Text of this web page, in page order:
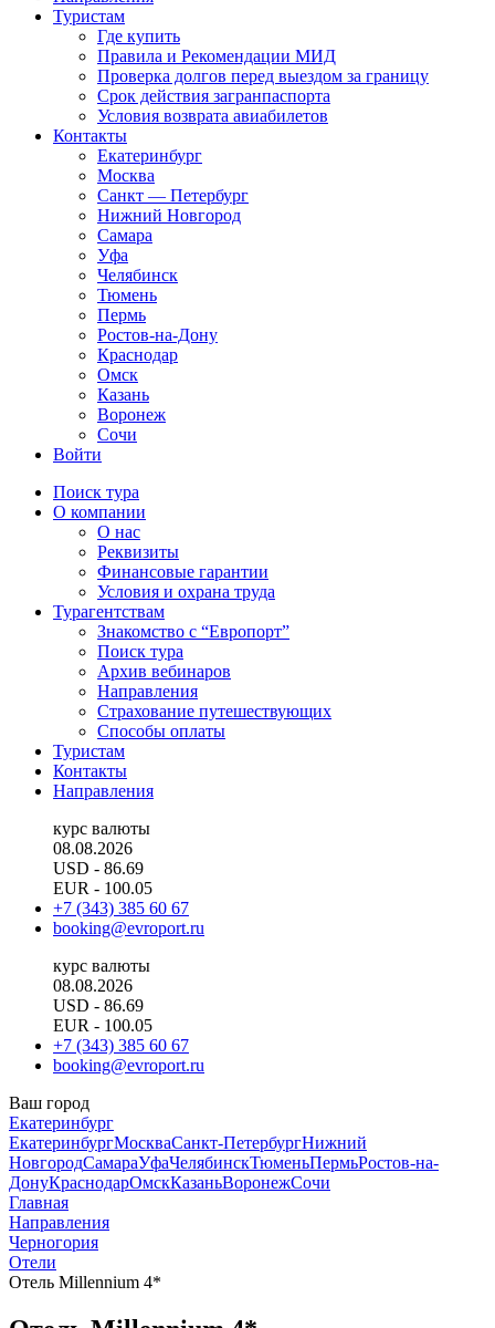
Туристам
Где купить
Правила и Рекомендации МИД
Проверка долгов перед выездом за границу
Срок действия загранпаспорта
Условия возврата авиабилетов
Контакты
Екатеринбург
Москва
Санкт — Петербург
Нижний Новгород
Самара
Уфа
Челябинск
Тюмень
Пермь
Ростов-на-Дону
Краснодар
Омск
Казань
Воронеж
Сочи
Войти
Поиск тура
О компании
О нас
Реквизиты
Финансовые гарантии
Условия и охрана труда
Турагентствам
Знакомство с “Европорт”
Поиск тура
Архив вебинаров
Направления
Страхование путешествующих
Способы оплаты
Туристам
Контакты
Направления
курс валюты
08.08.2026
USD - 86.69
EUR - 100.05
+7 (343) 385 60 67
booking@evroport.ru
курс валюты
08.08.2026
USD - 86.69
EUR - 100.05
+7 (343) 385 60 67
booking@evroport.ru
Ваш город
Екатеринбург
ЕкатеринбургМоскваСанкт-ПетербургНижний
НовгородСамараУфаЧелябинскТюменьПермьРостов-на-
ДонуКраснодарОмскКазаньВоронежСочи
Главная
Направления
Черногория
Отели
Отель Millennium 4*